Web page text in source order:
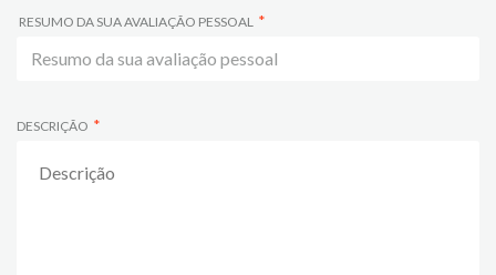
RESUMO DA SUA AVALIAÇÃO PESSOAL
DESCRIÇÃO